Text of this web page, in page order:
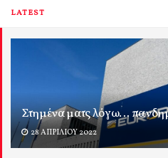
LATEST
Στημένα ματς λόγω…
28 ΑΠΡΙΛΊΟΥ 2022